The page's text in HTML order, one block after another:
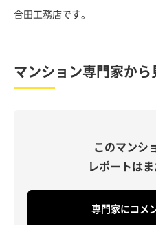
合田工務店です。
マンション専門家か
このマンシ
レポートは
専門家にコメ